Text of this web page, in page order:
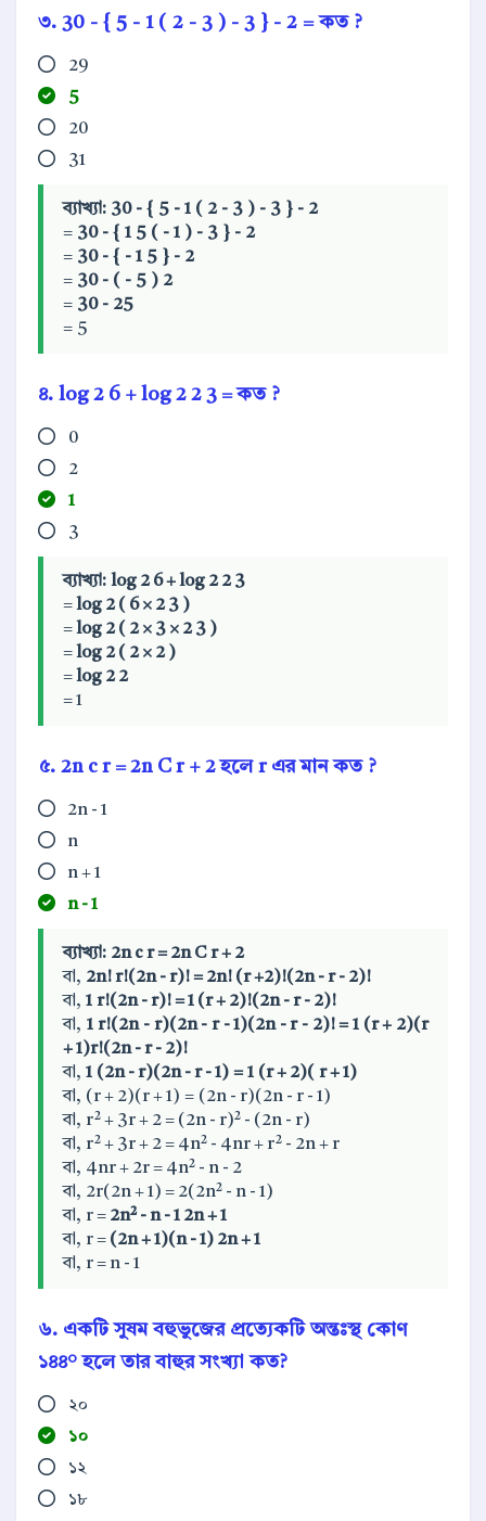
৩. 30 - { 5 - 1 ( 2 - 3 ) - 3 } - 2 = কত ?
29
5
20
31
ব্যাখ্যা: 30 - { 5 - 1 ( 2 - 3 ) - 3 } - 2
= 30 - { 1 5 ( - 1 ) - 3 } - 2
= 30 - { - 1 5 } - 2
= 30 - ( - 5 ) 2
= 30 - 25
= 5
৪. log2 6 + log2 2 3 = কত ?
0
2
1
3
ব্যাখ্যা: log 2 6+log 2 2 3
=log 2 ( 6× 2 3 )
=log 2 ( 2 × 3 × 2 3 )
=log 2 ( 2 × 2 )
=log 2 2
= 1
৫. 2n c r =2n C r + 2হলে r এর মান কত ?
2n - 1
n
n + 1
n - 1
ব্যাখ্যা: 2ncr= 2nCr+ 2
বা, 2n!r!(2n - r)!= 2n! (r +2)!(2n - r - 2)!
বা, 1 r!(2n - r)!=1 (r + 2)!(2n - r - 2)!
বা, 1r!(2n - r)(2n - r - 1)(2n - r - 2)!=1 (r + 2)(r
+ 1)r!(2n - r - 2)!
বা, 1 (2n - r)(2n - r - 1) = 1 (r + 2)( r + 1)
বা, (r + 2)(r + 1) = (2n - r)(2n - r - 1)
বা, r² + 3r + 2 = (2n - r)² - (2n - r)
বা, r² + 3r + 2 = 4n² - 4nr + r² - 2n + r
বা, 4nr + 2r = 4n² - n - 2
বা, 2r(2n + 1) = 2(2n² - n - 1)
বা, r = 2n² - n - 1 2n + 1
বা, r = (2n + 1)(n - 1) 2n + 1
বা, r = n - 1
৬. একটি সুষম বহুভুজের প্রত্যেকটি অন্তঃস্থ কোণ
১৪৪° হলে তার বাহুর সংখ্যা কত?
২০
১০
১২
১৮